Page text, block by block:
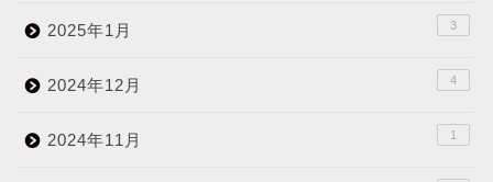
2025年1月 3
2024年12月 4
2024年11月 1